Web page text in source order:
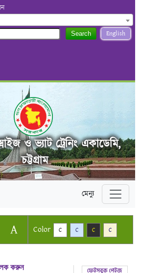
English
Search
ও ভ্যাট ট্রেনিং একাডেমি,
চট্টগ্রাম
মেন্যু
A Color C C C C
করুন